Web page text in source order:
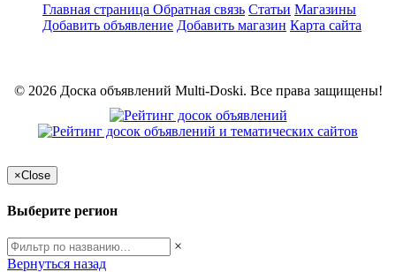
Главная страница Обратная связь Статьи Магазины
Добавить объявление Добавить магазин Карта сайта
© 2026 Доска объявлений Multi-Doski. Все права защищены!
×Close
Выберите регион
×
Вернуться назад